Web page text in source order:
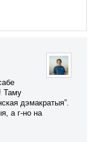
Таму
дэмакратыя”.
а г-но на